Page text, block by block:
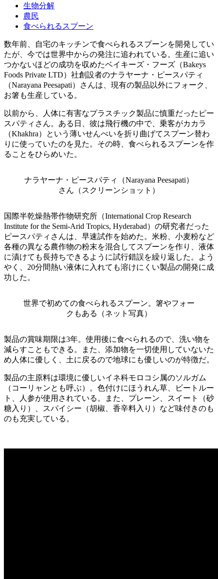
生物分解
農民
食べられるスプーン
数年前、自宅のキッチンで食べられるスプーンを開発してい
たが、今では世界中からの発注に追われている。生産に追い
つかないほどの成功を収めたベイキーズ・フーズ（Bakeys
Foods Private LTD）社創設者のナラヤーナ・ピースパティ
（Narayana Peesapati）さんは、現有の製品以外にフォーク、
お箸も生産している。
以前から、人体に有害なプラスチック製品に慎重だったピー
スパティさん。ある日、彼は飛行機の中で、乗客がカカラ
（Khakhra）という薄いせんべいを折り曲げてスプーン替わ
りに使っていたのを見た。その時、食べられるスプーンを作
ることをひらめいた。
ナラヤーナ・ピースパティ（Narayana Peesapati）
さん（スクリーンショット）
国際半乾燥熱帯作物研究所（International Crop Research
Institute for the Semi-Arid Tropics, Hyderabad）の研究者だった
ピースパティさんは、早速試作を始めた。米粉、小麦粉など
各種の異なる農作物の粉末を混合してスプーンを作り、液体
に漬けても長持ちできるように試行錯誤を繰り返した。よう
やく、20分間熱い液体に入れても溶けにくい製品の開発に成
功した。
世界で初めての食べられるスプーン。箸やフォー
クもある（ネット写真）
製品の賞味期限は3年。使用後に食べられるので、洗い物を
減らすこともできる。また、添加物を一切使用していないた
め人体に優しく、土に戻るので地球にも優しいのが特徴だ。
製品の主原料は環境に優しいイネ科モロコシ属のソルガム
（コーリャンとも呼ぶ）。色付けにほうれん草、ビートルー
ト、人参が使用されている。また、プレーン、スイート（砂
糖入り）、スパイシー（胡椒、香辛料入り）など味付きのも
のも充実している。